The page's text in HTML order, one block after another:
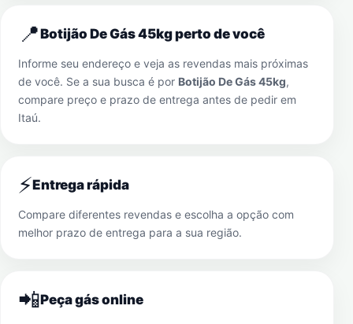
📍Botijão De Gás 45kg perto de você
Informe seu endereço e veja as revendas mais próximas
de você. Se a sua busca é por Botijão De Gás 45kg,
compare preço e prazo de entrega antes de pedir em
Itaú.
⚡Entrega rápida
Compare diferentes revendas e escolha a opção com
melhor prazo de entrega para a sua região.
📲Peça gás online